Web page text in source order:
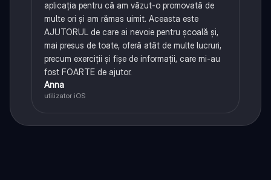
aplicația pentru că am văzut-o promovată de
multe ori și am rămas uimit. Aceasta este
AJUTORUL de care ai nevoie pentru școală și,
mai presus de toate, oferă atât de multe lucruri,
precum exerciții și fișe de informații, care mi-au
fost FOARTE de ajutor.
Anna
utilizator iOS